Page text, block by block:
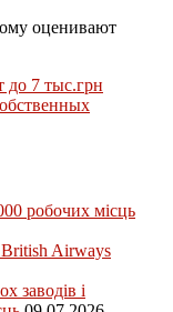
оценивают
до 7 тыс.грн
робочих місць
British Airways
заводів і